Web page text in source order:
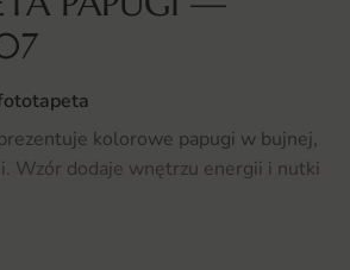
kolorowe papugi w bujnej,
Wzór dodaje wnętrzu energii i nutki
z myślą o nowoczesnych